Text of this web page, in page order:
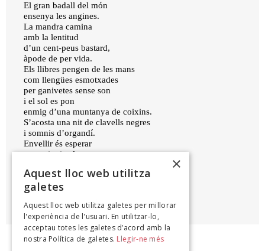
El gran badall del món
ensenya les angines.
La mandra camina
amb la lentitud
d’un cent-peus bastard,
àpode de per vida.
Els llibres pengen de les mans
com llengües esmotxades
per ganivetes sense son
i el sol es pon
enmig d’una muntanya de coixins.
S’acosta una nit de clavells negres
i somnis d’organdí.
Envellir és esperar
que caigui sola
Magnicidi, 2022
×
Aquest lloc web utilitza
galetes
Aquest lloc web utilitza galetes per millorar
l'experiència de l'usuari. En utilitzar-lo,
acceptau totes les galetes d’acord amb la
nostra Política de galetes. Llegir-ne més